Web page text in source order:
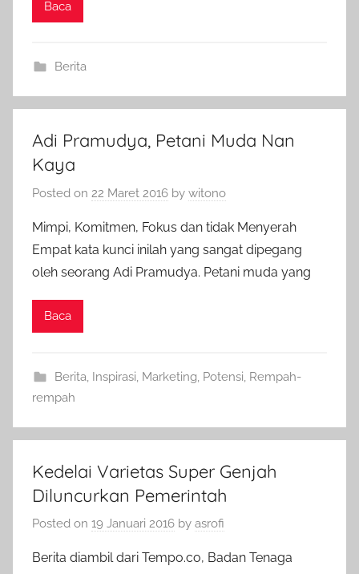
Baca
Berita
Adi Pramudya, Petani Muda Nan
Kaya
Posted on 22 Maret 2016 by witono
Mimpi, Komitmen, Fokus dan tidak Menyerah
Empat kata kunci inilah yang sangat dipegang
oleh seorang Adi Pramudya. Petani muda yang
Baca
Berita Inspirasi Marketing Potensi Rempah-
rempah
Kedelai Varietas Super Genjah
Diluncurkan Pemerintah
Posted on 19 Januari 2016 by asrofi
Berita diambil dari Tempo.co, Badan Tenaga